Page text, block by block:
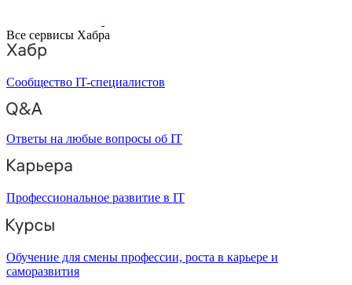
Все сервисы Хабра
Сообщество IT-специалистов
Ответы на любые вопросы об IT
Профессиональное развитие в IT
Обучение для смены профессии, роста в карьере и
саморазвития